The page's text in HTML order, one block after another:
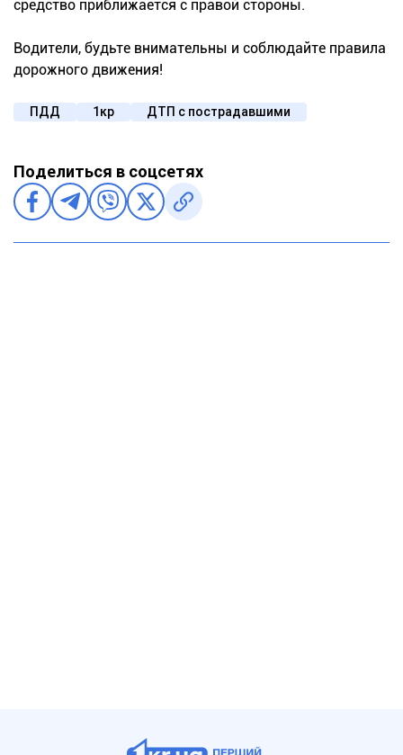
средство приближается с правой стороны.
Водители, будьте внимательны и соблюдайте правила
дорожного движения!
ПДД 1кр ДТП с пострадавшими
Поделиться в соцсетях